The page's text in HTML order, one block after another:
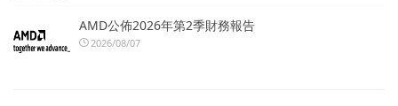
AMD公佈2026年第2季財務報告
2026/08/07